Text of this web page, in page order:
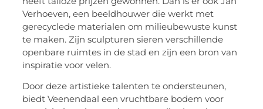
Verhoeven, een beeldhouwer die werkt met
gerecyclede materialen om milieubewuste kunst
te maken. Zijn sculpturen sieren verschillende
openbare ruimtes in de stad en zijn een bron van
inspiratie voor velen.
Door deze artistieke talenten te ondersteunen,
biedt Veenendaal een vruchtbare bodem voor